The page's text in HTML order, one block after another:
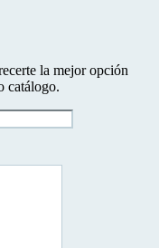
la mejor opción
catálogo.